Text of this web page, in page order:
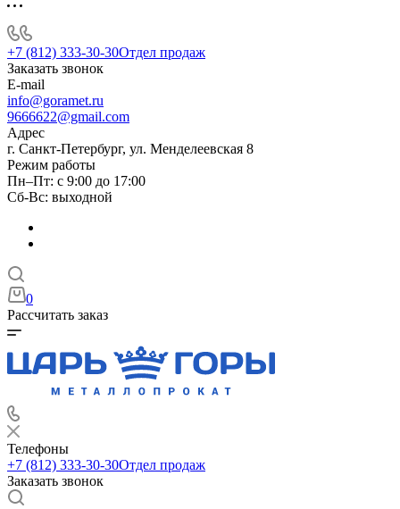
+7 (812) 333-30-30Отдел продаж
Заказать звонок
E-mail
info@goramet.ru
9666622@gmail.com
Адрес
г. Санкт-Петербург, ул. Менделеевская 8
Режим работы
Пн–Пт: с 9:00 до 17:00
Сб-Вс: выходной
0
Рассчитать заказ
Телефоны
+7 (812) 333-30-30Отдел продаж
Заказать звонок